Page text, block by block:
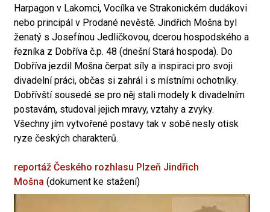
Harpagon v Lakomci, Vocílka ve Strakonickém dudákovi
nebo principál v Prodané nevěstě. Jindřich Mošna byl
ženatý s Josefínou Jedličkovou, dcerou hospodského a
řezníka z Dobříva č.p. 48 (dnešní Stará hospoda). Do
Dobříva jezdil Mošna čerpat síly a inspiraci pro svoji
divadelní práci, občas si zahrál i s místními ochotníky.
Dobřívští sousedé se pro něj stali modely k divadelním
postavám, studoval jejich mravy, vztahy a zvyky.
Všechny jím vytvořené postavy tak v sobě nesly otisk
ryze českých charakterů.
reportáž Českého rozhlasu Plzeň Jindřich
Mošna (dokument ke stažení)